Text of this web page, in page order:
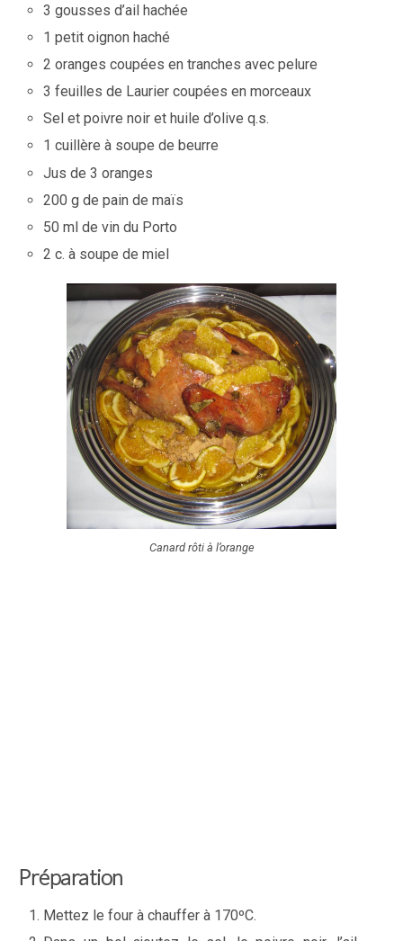
3 gousses d’ail hachée
1 petit oignon haché
2 oranges coupées en tranches avec pelure
3 feuilles de Laurier coupées en morceaux
Sel et poivre noir et huile d’olive q.s.
1 cuillère à soupe de beurre
Jus de 3 oranges
200 g de pain de maïs
50 ml de vin du Porto
2 c. à soupe de miel
Canard rôti à l’orange
Préparation
Mettez le four à chauffer à 170ºC.